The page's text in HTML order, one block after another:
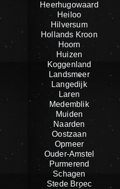
Heerhugowaard
Heiloo
Hilversum
Hollands Kroon
Hoorn
Huizen
Koggenland
Landsmeer
Langedijk
Laren
Medemblik
Muiden
Naarden
Oostzaan
Opmeer
Ouder-Amstel
Purmerend
Schagen
Stede Broec